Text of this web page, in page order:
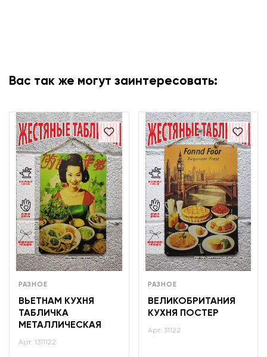
Вас так же могут заинтересовать:
РАЗНОЕ
ВЬЕТНАМ КУХНЯ
ТАБЛИЧКА
МЕТАЛЛИЧЕСКАЯ
Арт: 1311122
РАЗНОЕ
ВЕЛИКОБРИТАНИЯ
КУХНЯ ПОСТЕР
Арт: 31122